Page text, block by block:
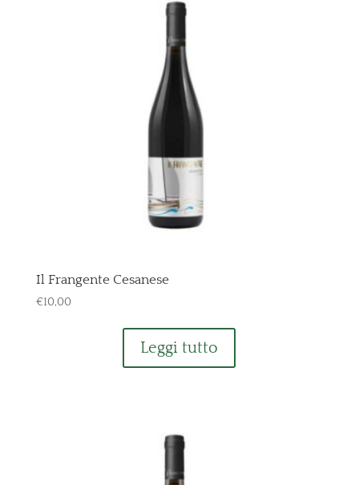
Il Frangente Cesanese
€10,00
Leggi tutto